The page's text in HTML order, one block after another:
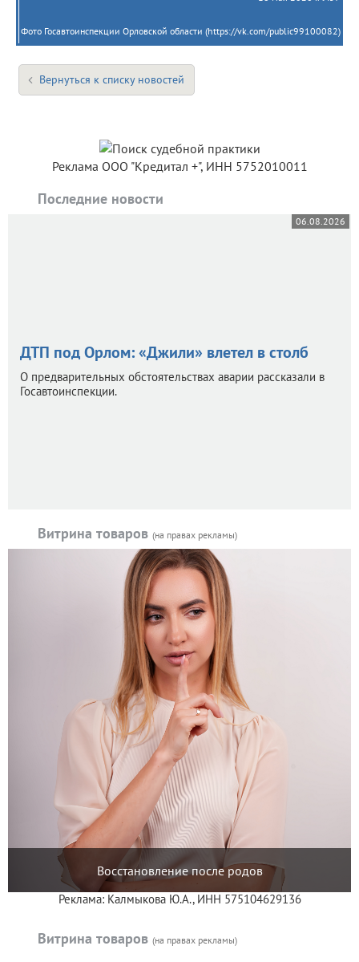
Фото Госавтоинспекции Орловской области (https://vk.com/public99100082)
Вернуться к списку новостей
Реклама ООО "Кредитал +", ИНН 5752010011
Последние новости
06.08.2026
ДТП под Орлом: «Джили» влетел в столб
О предварительных обстоятельствах аварии рассказали в
Госавтоинспекции.
Витрина товаров (на правах рекламы)
Восстановление после родов
Реклама: Калмыкова Ю.А., ИНН 575104629136
Витрина товаров (на правах рекламы)